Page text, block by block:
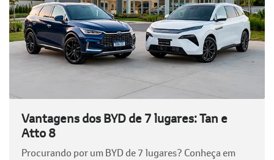
Vantagens dos BYD de 7 lugares: Tan e
Atto 8
Procurando por um BYD de 7 lugares? Conheça em